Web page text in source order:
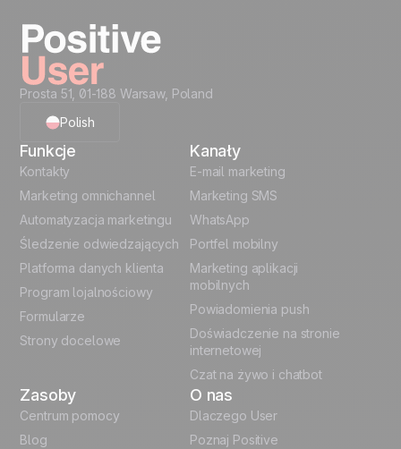
szablony znacząco skracają czas konfiguracji, a
po Twojej stronie nie jest potrzebny żaden
developer.
Prosta 51, 01-188 Warsaw, Poland
Polish
English
French
German
Italian
Español
Funkcje
Kontakty
Marketing omnichannel
Automatyzacja marketingu
Śledzenie odwiedzających
Platforma danych klienta
Program lojalnościowy
Formularze
Strony docelowe
Kanały
E-mail marketing
Marketing SMS
WhatsApp
Portfel mobilny
Marketing aplikacji
mobilnych
Powiadomienia push
Doświadczenie na stronie
internetowej
Czat na żywo i chatbot
Zasoby
Centrum pomocy
Blog
O nas
Dlaczego User
Poznaj Positive